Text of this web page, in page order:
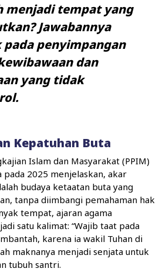
menjadi tempat yang
Jawabannya
penyimpangan
dan
yang tidak
Kepatuhan Buta
Islam dan Masyarakat (PPIM)
pada 2025 menjelaskan, akar
budaya ketaatan buta yang
tanpa diimbangi pemahaman hak
tempat, ajaran agama
satu kalimat: “Wajib taat pada
karena ia wakil Tuhan di
maknanya menjadi senjata untuk
tubuh santri.